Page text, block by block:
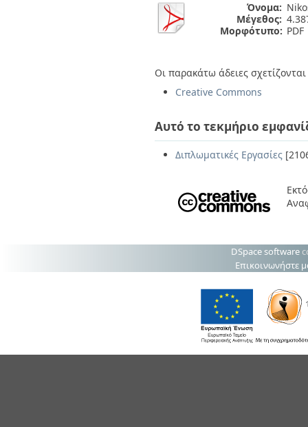
Όνομα:
Μέγεθος:
Μορφότυπο: PDF
Οι παρακάτω άδειες
Creative Commons
Αυτό το τεκμήριο
Διπλωματικές Εργασίες
DSpace software
Επικοινωνήστε